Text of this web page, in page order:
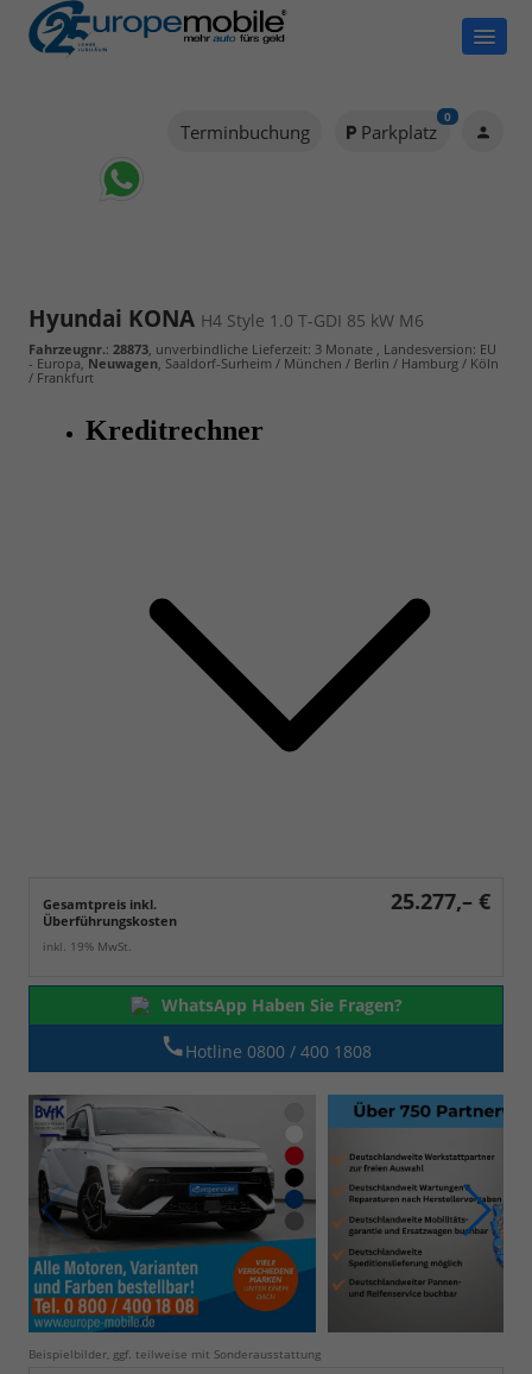
Terminbuchung Parkplatz
0
Hyundai KONA H4 Style 1.0 T-GDI 85 kW M6
Fahrzeugnr.: 28873, unverbindliche Lieferzeit: 3 Monate , Landesversion: EU
- Europa,Neuwagen, Saaldorf-Surheim / München / Berlin / Hamburg / Köln
/ Frankfurt
Gesamtpreis inkl.
Überführungskosten
25.277,– €
inkl. 19% MwSt.
WhatsApp Haben Sie Fragen?
Hotline 0800 / 400 1808
Beispielbilder, ggf. teilweise mit Sonderausstattung